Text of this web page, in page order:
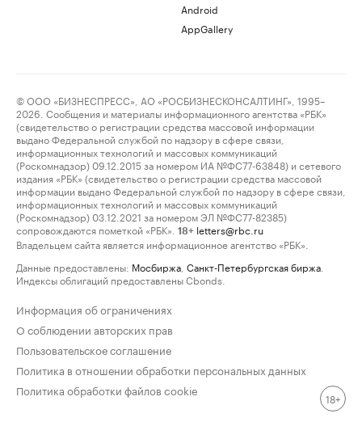
Android
AppGallery
© ООО «БИЗНЕСПРЕСС», АО «РОСБИЗНЕСКОНСАЛТИНГ», 1995–
2026. Сообщения и материалы информационного агентства «РБК»
(свидетельство о регистрации средства массовой информации
выдано Федеральной службой по надзору в сфере связи,
информационных технологий и массовых коммуникаций
(Роскомнадзор) 09.12.2015 за номером ИА №ФС77-63848) и сетевого
издания «РБК» (свидетельство о регистрации средства массовой
информации выдано Федеральной службой по надзору в сфере связи,
информационных технологий и массовых коммуникаций
(Роскомнадзор) 03.12.2021 за номером ЭЛ №ФС77-82385)
сопровождаются пометкой «РБК».
18+ letters@rbc.ru
Владельцем сайта является информационное агентство «РБК».
Данные предоставлены: Мосбиржа Санкт-Петербургская биржа
Индексы облигаций предоставлены Cbonds.
Информация об ограничениях
О соблюдении авторских прав
Пользовательское соглашение
Политика в отношении обработки персональных данных
Политика обработки файлов cookie
18+